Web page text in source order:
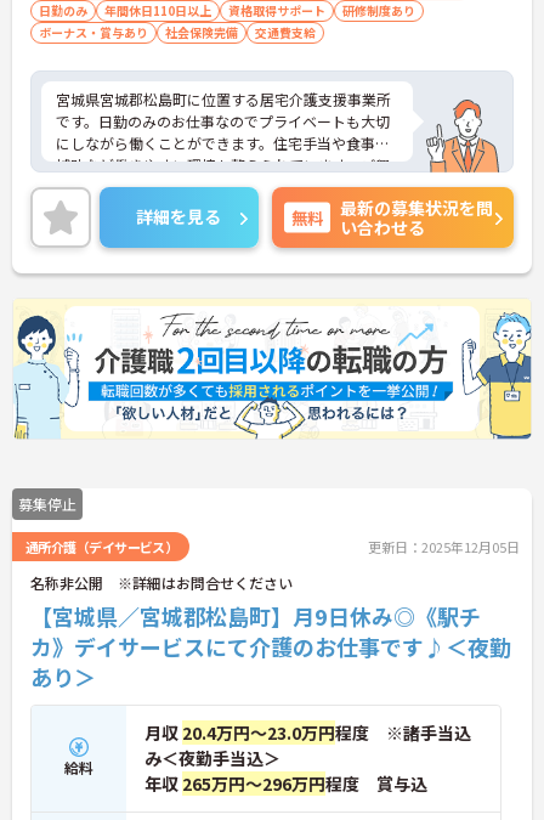
日勤のみ
年間休日110日以上 資格取得サポート
研修制度あり
ボーナス・賞与あり
社会保険完備 交通費支給
宮城県宮城郡松島町に位置する居宅介護支援事業所
です。日勤のみのお仕事なのでプライベートも大切
にしながら働くことができます。住宅手当や食事代
補助など働きやすい環境も整えられています。ご興
味をお持ちの方はお気軽にお問い合わせください。
詳細を見る 無料
最新の募集状況を問
い合わせる
募集停止
通所介護（デイサービス） 更新日：2025年12月05日
名称非公開 ※詳細はお問合せください
【宮城県／宮城郡松島町】月9日休み◎《駅チ
カ》デイサービスにて介護のお仕事です♪＜夜勤
あり＞
給料
月収 20.4万円～23.0万円程度 ※諸手当込
み＜夜勤手当込＞
年収 265万円～296万円程度 賞与込